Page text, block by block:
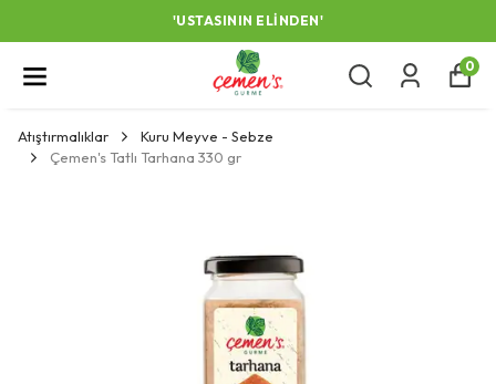
'USTASININ ELINDEN'
0
Atıştırmalıklar
Kuru Meyve - Sebze
Çemen's Tatlı Tarhana 330 gr